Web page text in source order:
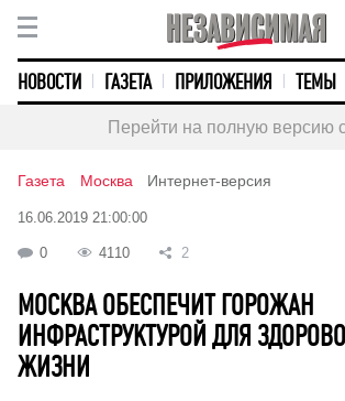
НОВОСТИ ГАЗЕТА ПРИЛОЖЕНИЯ ТЕМЫ
Перейти на полную версию
Газета Москва Интернет-версия
16.06.2019 21:00:00
0 4110 2
МОСКВА ОБЕСПЕЧИТ ГОРОЖАН
ИНФРАСТРУКТУРОЙ ДЛЯ
ЖИЗНИ